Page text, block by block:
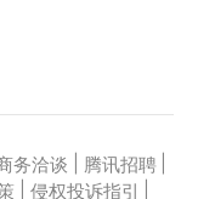
务洽谈 腾讯招聘
侵权投诉指引